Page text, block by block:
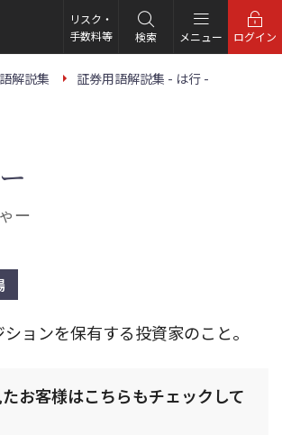
リスク・
手数料等
検索 メニュー ログイン
解説集
証券用語解説集 - は行 -
ー
ョンを保有する投資家のこと。
お客様はこちらもチェックして